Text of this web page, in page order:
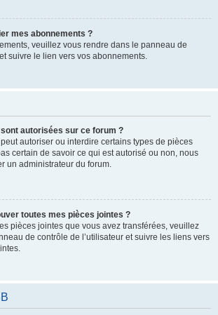
mes abonnements ?
veuillez vous rendre dans le panneau de
suivre le lien vers vos abonnements.
autorisées sur ce forum ?
autoriser ou interdire certains types de pièces
certain de savoir ce qui est autorisé ou non, nous
un administrateur du forum.
toutes mes pièces jointes ?
pièces jointes que vous avez transférées, veuillez
de contrôle de l’utilisateur et suivre les liens vers